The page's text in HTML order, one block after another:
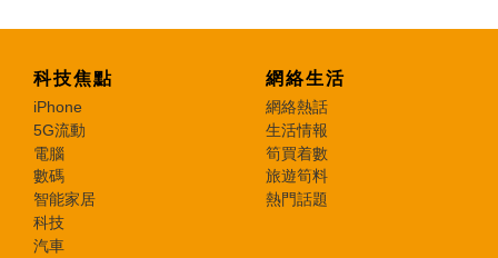
科技焦點
iPhone
5G流動
電腦
數碼
智能家居
科技
汽車
網絡生活
網絡熱話
生活情報
筍買着數
旅遊筍料
熱門話題